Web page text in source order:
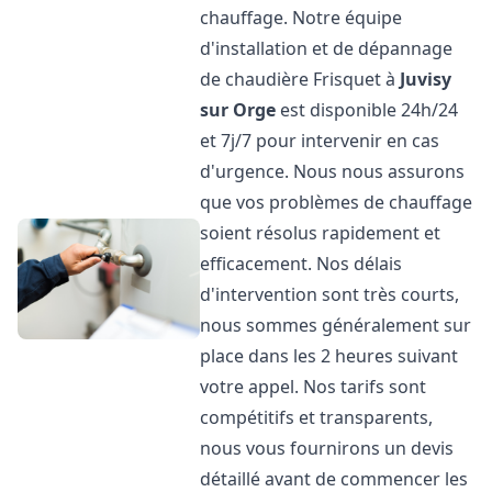
chauffage. Notre équipe
d'installation et de dépannage
de chaudière Frisquet à Juvisy
sur Orge est disponible 24h/24
et 7j/7 pour intervenir en cas
d'urgence. Nous nous assurons
que vos problèmes de chauffage
soient résolus rapidement et
efficacement. Nos délais
d'intervention sont très courts,
nous sommes généralement sur
place dans les 2 heures suivant
votre appel. Nos tarifs sont
compétitifs et transparents,
nous vous fournirons un devis
détaillé avant de commencer les